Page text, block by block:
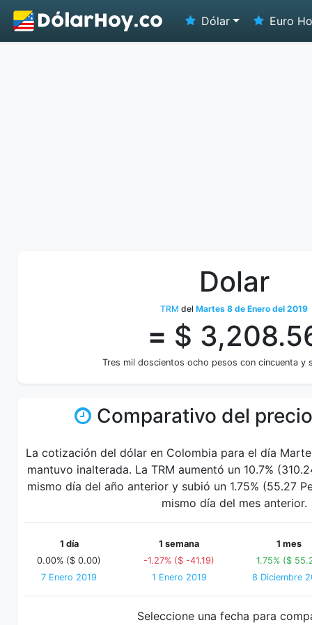
Dólar Euro
Dolar
TRM del Martes 8 de Enero del 2019
= $
Tres mil doscientos ocho pesos con cincuenta y
Comparativo del
La cotización del dólar en Colombia para el día
mantuvo inalterada. La TRM aumentó un 10.7%
mismo día del año anterior y subió un 1.75% (55.27
mismo día del mes anterior.
1 día
0.00% ($ 0.00)
7 Enero 2019
1 semana
-1.27% ($ -41.19)
1 Enero 2019
1 mes
1.75% ($
8 Diciembre
Seleccione una fecha para